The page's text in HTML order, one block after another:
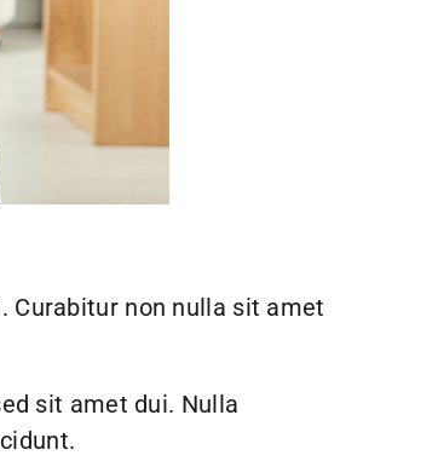
Curabitur non nulla sit amet
sit amet dui. Nulla